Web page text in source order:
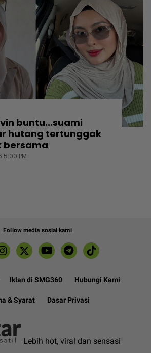
buntu...suami
hutang tertunggak
bersama
5:00 PM
Follow media sosial kami
Iklan di SMG360 Hubungi Kami
& Syarat Dasar Privasi
Lebih hot, viral dan sensasi